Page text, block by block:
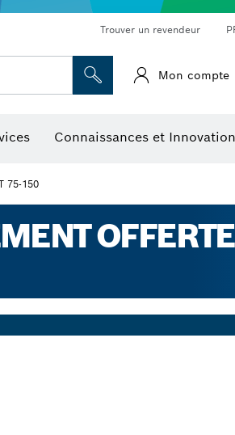
Trouver un revendeur
Mon compte
Connaissances et Innovation
75-150
OFFERTE